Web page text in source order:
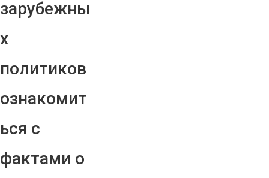
зарубежны
х
политиков
ознакомит
ься с
фактами о